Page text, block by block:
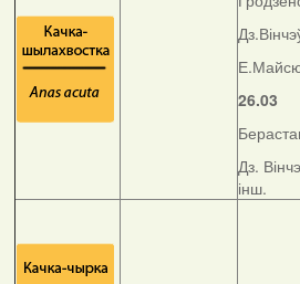
26.03
Дз.
інш.